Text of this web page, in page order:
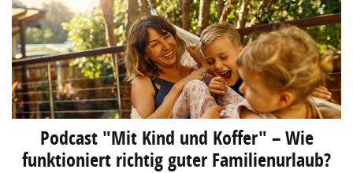
Podcast "Mit Kind und Koffer" – Wie
funktioniert richtig guter Familienurlaub?